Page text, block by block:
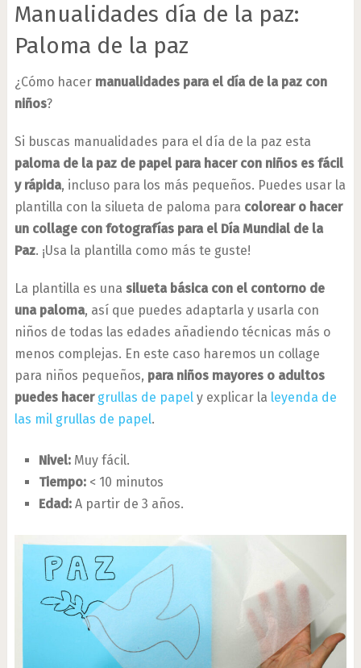
Manualidades día de la paz:
Paloma de la paz
¿Cómo hacer manualidades para el día de la paz con
niños?
Si buscas manualidades para el día de la paz esta
paloma de la paz de papel para hacer con niños es fácil
y rápida, incluso para los más pequeños. Puedes usar la
plantilla con la silueta de paloma para colorear o hacer
un collage con fotografías para el Día Mundial de la
Paz. ¡Usa la plantilla como más te guste!
La plantilla es una silueta básica con el contorno de
una paloma, así que puedes adaptarla y usarla con
niños de todas las edades añadiendo técnicas más o
menos complejas. En este caso haremos un collage
para niños pequeños, para niños mayores o adultos
puedes hacer grullas de papely explicar la leyenda de
las mil grullas de papel.
Nivel:Muy fácil.
Tiempo:< 10 minutos
Edad:A partir de 3 años.